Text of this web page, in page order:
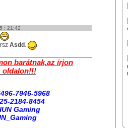
: 21:42
Asdd .
barátnak,az írjon
oldalon!!!
7946-5968
2184-8454
Gaming